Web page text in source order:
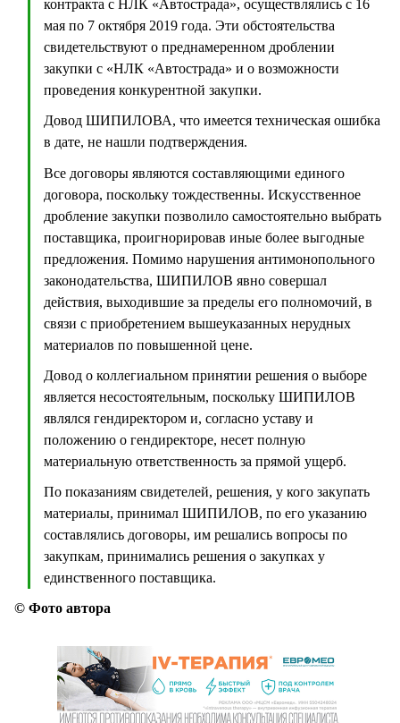
контракта с НЛК «Автострада», осуществлялись с 16
мая по 7 октября 2019 года. Эти обстоятельства
свидетельствуют о преднамеренном дроблении
закупки с «НЛК «Автострада» и о возможности
проведения конкурентной закупки.
Довод ШИПИЛОВА, что имеется техническая ошибка
в дате, не нашли подтверждения.
Все договоры являются составляющими единого
договора, поскольку тождественны. Искусственное
дробление закупки позволило самостоятельно выбрать
поставщика, проигнорировав иные более выгодные
предложения. Помимо нарушения антимонопольного
законодательства, ШИПИЛОВ явно совершал
действия, выходившие за пределы его полномочий, в
связи с приобретением вышеуказанных нерудных
материалов по повышенной цене.
Довод о коллегиальном принятии решения о выборе
является несостоятельным, поскольку ШИПИЛОВ
являлся гендиректором и, согласно уставу и
положению о гендиректоре, несет полную
материальную ответственность за прямой ущерб.
По показаниям свидетелей, решения, у кого закупать
материалы, принимал ШИПИЛОВ, по его указанию
составлялись договоры, им решались вопросы по
закупкам, принимались решения о закупках у
единственного поставщика.
© Фото автора